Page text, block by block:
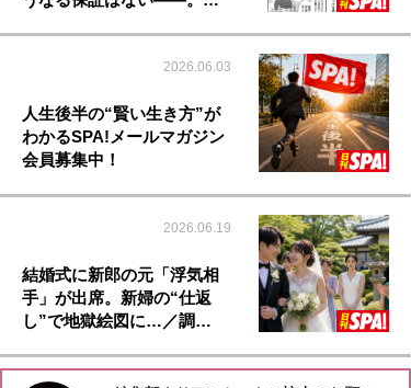
2026.06.03
人生後半の“賢い生き方”が
わかるSPA!メールマガジン
会員募集中！
2026.06.19
結婚式に新郎の元「浮気相
手」が出席。新婦の“仕返
し”で地獄絵図に…／調…